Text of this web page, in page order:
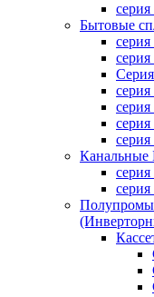
Бытовые
Канальные